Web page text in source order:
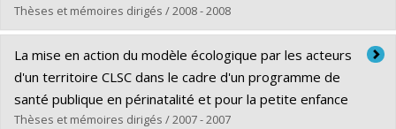
Lien vers le document dans Papyrus
Thèses et mémoires dirigés / 2008 - 2008
Diplômé(e) :Laperrière, Hélène
Cycle :Doctorat
Diplôme obtenu :Ph. D.
Lien vers le document dans Papyrus
La mise en action du modèle écologique par les acteurs
d'un territoire CLSC dans le cadre d'un programme de
santé publique en périnatalité et pour la petite enfance
Thèses et mémoires dirigés / 2007 - 2007